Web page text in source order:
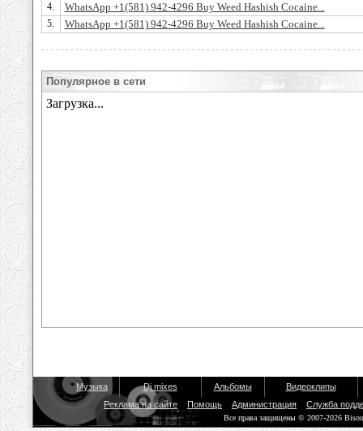
4. WhatsApp +1(581) 942-4296 Buy Weed Hashish Cocaine...
5. WhatsApp +1(581) 942-4296 Buy Weed Hashish Cocaine...
Популярное в сети
Музыка Dj mixes Альбомы
Видеоклипы
Реклама на сайте
Помощь Администрация Служба
Все права защищены © 2007-2026